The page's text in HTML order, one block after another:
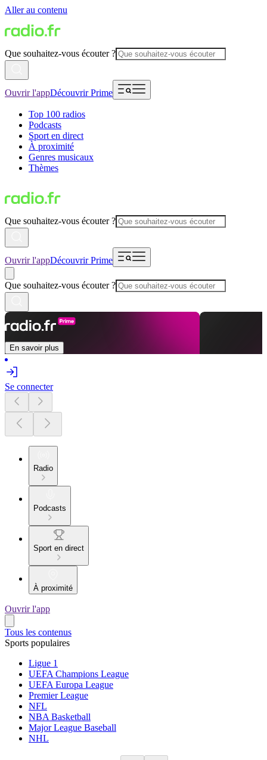
Aller au contenu
Que souhaitez-vous écouter ?
Ouvrir l'appDécouvrir Prime
Top 100 radios
Podcasts
Sport en direct
À proximité
Genres musicaux
Thèmes
Que souhaitez-vous écouter ?
Ouvrir l'appDécouvrir Prime
Que souhaitez-vous écouter ?
En savoir plus
Se connecter
Radio
Podcasts
Sport en direct
À proximité
Ouvrir l'app
Tous les contenus
Sports populaires
Ligue 1
UEFA Champions League
UEFA Europa League
Premier League
NFL
NBA Basketball
Major League Baseball
NHL